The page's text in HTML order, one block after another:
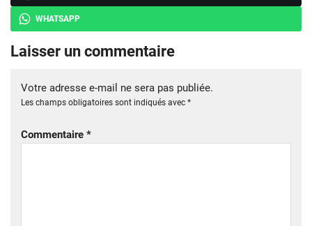
WHATSAPP
Laisser un commentaire
Votre adresse e-mail ne sera pas publiée.
Les champs obligatoires sont indiqués avec *
Commentaire *